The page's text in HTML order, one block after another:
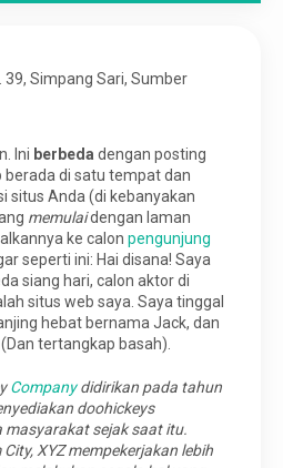
39, Simpang Sari, Sumber
Ini berbeda dengan posting
berada di satu tempat dan
situs Anda (di kebanyakan
memulaidengan laman
ke calon pengunjung
seperti ini: Hai disana! Saya
siang hari, calon aktor di
situs web saya. Saya tinggal
hebat bernama Jack, dan
tertangkap basah).
Companydidirikan pada tahun
doohickeys
masyarakat sejak saat itu.
XYZ mempekerjakan lebih